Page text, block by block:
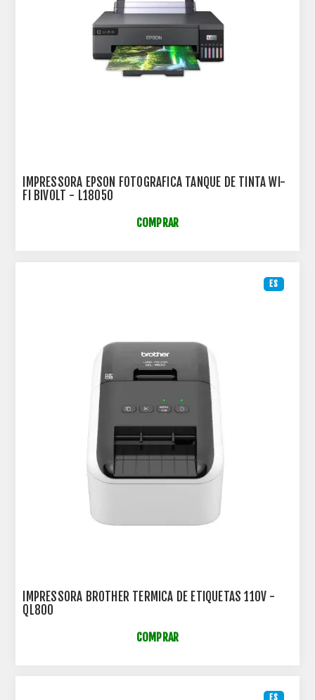
IMPRESSORA EPSON FOTOGRAFICA TANQUE DE TINTA WI-
FI BIVOLT - L18050
COMPRAR
ES
IMPRESSORA BROTHER TERMICA DE ETIQUETAS 110V -
QL800
COMPRAR
ES